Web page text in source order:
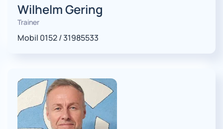
Wilhelm Gering
Trainer
Mobil 0152 / 31985533